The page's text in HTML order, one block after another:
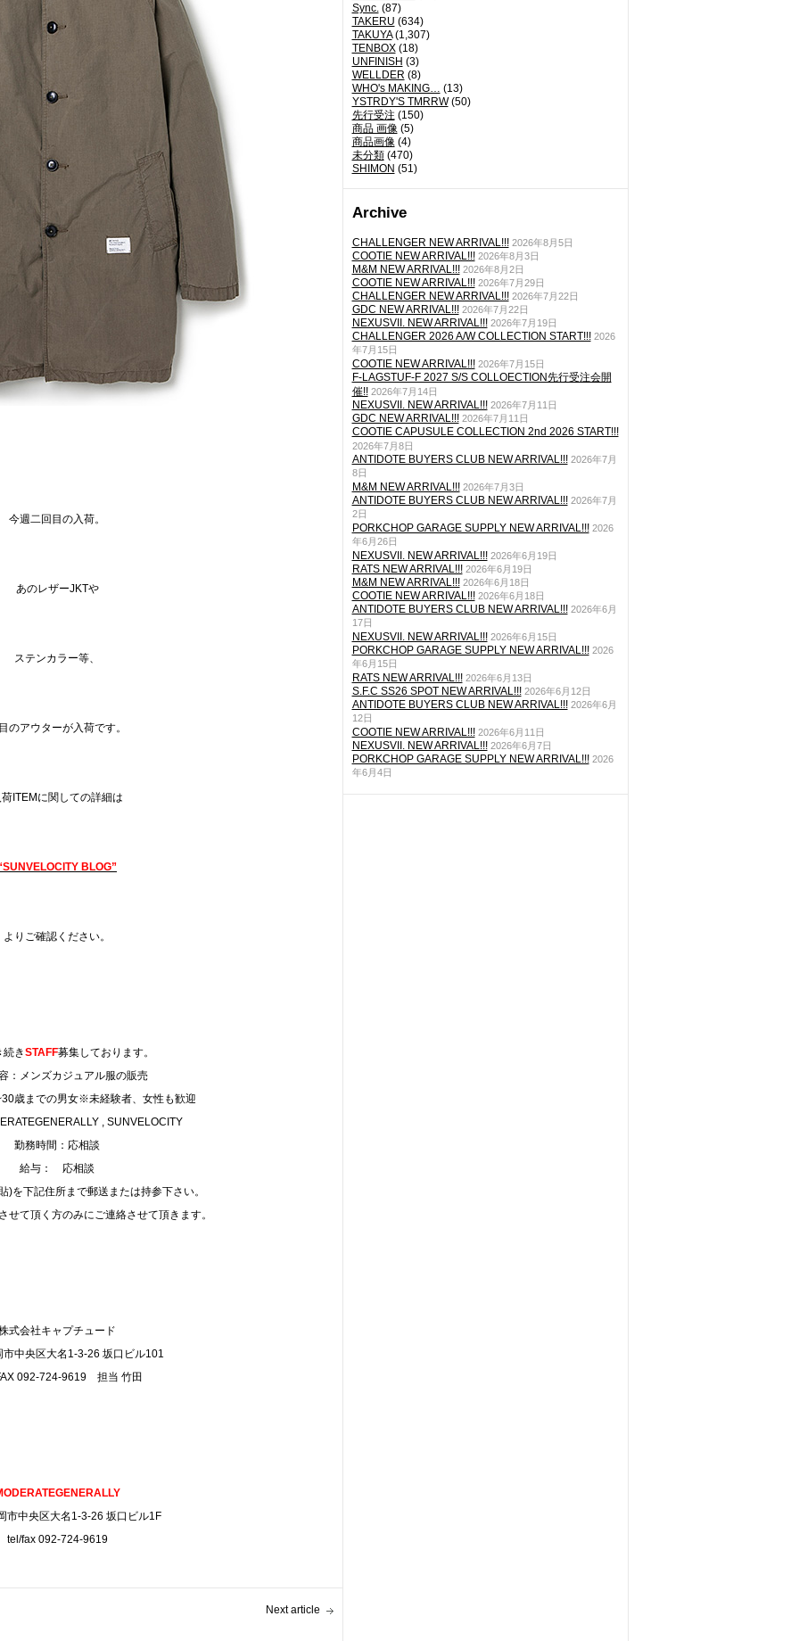
Sync.(87)
TAKERU (634)
TAKUYA(1,307)
TENBOX(18)
UNFINISH (3)
WELLDER (8)
WHO's MAKING… (13)
YSTRDY'S TMRRW(50)
先行受注 (150)
商品 画像(5)
商品画像(4)
未分類(470)
SHIMON (51)
Archive
CHALLENGER NEW ARRIVAL!!! 2026年8月5日
COOTIE NEW ARRIVAL!!! 2026年8月3日
M&M NEW ARRIVAL!!! 2026年8月2日
COOTIE NEW ARRIVAL!!! 2026年7月29日
CHALLENGER NEW ARRIVAL!!! 2026年7月22日
GDC NEW ARRIVAL!!! 2026年7月22日
NEXUSVII. NEW ARRIVAL!!! 2026年7月19日
CHALLENGER 2026 A/W COLLECTION START!!! 2026
年7月15日
COOTIE NEW ARRIVAL!!! 2026年7月15日
F-LAGSTUF-F 2027 S/S COLLOECTION先行受注会開
催!! 2026年7月14日
NEXUSVII. NEW ARRIVAL!!! 2026年7月11日
GDC NEW ARRIVAL!!! 2026年7月11日
COOTIE CAPUSULE COLLECTION 2nd 2026 START!!!
2026年7月8日
ANTIDOTE BUYERS CLUB NEW ARRIVAL!!! 2026年7月
8日
M&M NEW ARRIVAL!!! 2026年7月3日
ANTIDOTE BUYERS CLUB NEW ARRIVAL!!! 2026年7月
2日
PORKCHOP GARAGE SUPPLY NEW ARRIVAL!!! 2026
年6月26日
NEXUSVII. NEW ARRIVAL!!! 2026年6月19日
RATS NEW ARRIVAL!!! 2026年6月19日
M&M NEW ARRIVAL!!! 2026年6月18日
COOTIE NEW ARRIVAL!!! 2026年6月18日
ANTIDOTE BUYERS CLUB NEW ARRIVAL!!! 2026年6月
17日
NEXUSVII. NEW ARRIVAL!!! 2026年6月15日
PORKCHOP GARAGE SUPPLY NEW ARRIVAL!!! 2026
年6月15日
RATS NEW ARRIVAL!!! 2026年6月13日
S.F.C SS26 SPOT NEW ARRIVAL!!! 2026年6月12日
ANTIDOTE BUYERS CLUB NEW ARRIVAL!!! 2026年6月
12日
COOTIE NEW ARRIVAL!!! 2026年6月11日
NEXUSVII. NEW ARRIVAL!!! 2026年6月7日
PORKCHOP GARAGE SUPPLY NEW ARRIVAL!!! 2026
年6月4日
今週二回目の入荷。
あのレザーJKTや
ステンカラー等、
のアウターが入荷です。
ITEMに関しての詳細は
BLOG”
よりご確認ください。
続きSTAFF募集しております。
：メンズカジュアル服の販売
歳までの男女※未経験者、女性も歓迎
, SUNVELOCITY
勤務時間：応相談
給与： 応相談
)を下記住所まで郵送または持参下さい。
せて頂く方のみにご連絡させて頂きます。
式会社キャプチュード
市中央区大名1-3-26 坂口ビル101
092-724-9619 担当 竹田
市中央区大名1-3-26 坂口ビル1F
tel/fax 092-724-9619
Next article